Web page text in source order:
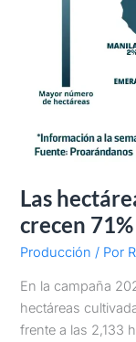
Las
crecen 71%
Producción / Por
En la campaña
hectáreas
frente a las 2,133